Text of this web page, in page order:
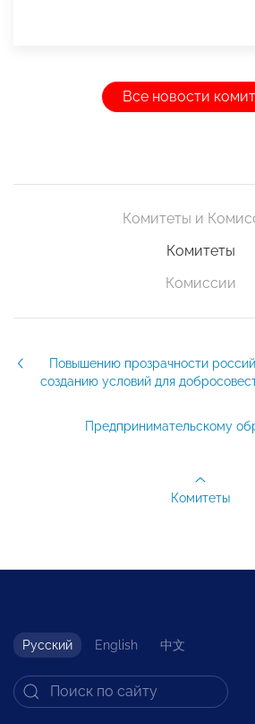
Все новости
Комитеты и
Комитеты
Комиссии
Повышению прозрачности
созданию условий для
Предпринимательскому
Комитеты
Русский English 中文